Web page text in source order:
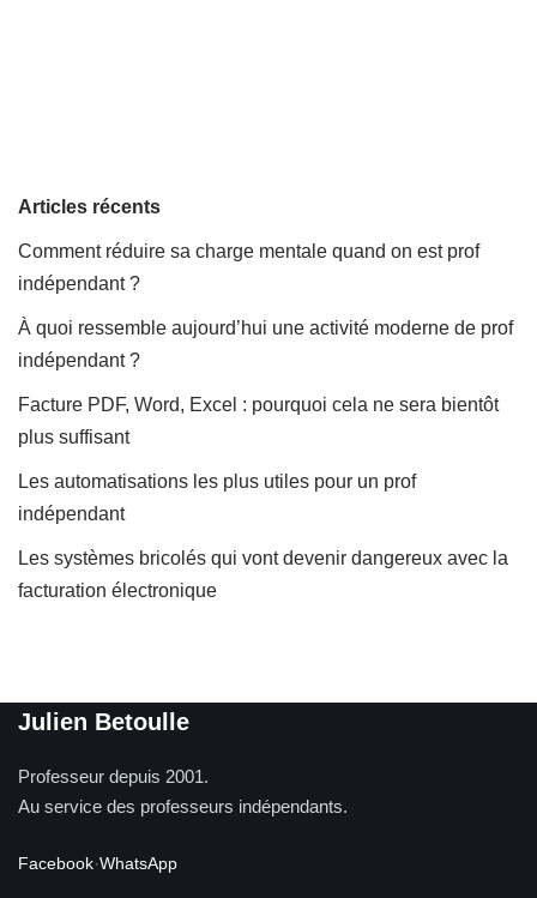
Articles récents
Comment réduire sa charge mentale quand on est prof
indépendant ?
À quoi ressemble aujourd’hui une activité moderne de prof
indépendant ?
Facture PDF, Word, Excel : pourquoi cela ne sera bientôt
plus suffisant
Les automatisations les plus utiles pour un prof
indépendant
Les systèmes bricolés qui vont devenir dangereux avec la
facturation électronique
Julien Betoulle
Professeur depuis 2001.
Au service des professeurs indépendants.
Facebook·WhatsApp